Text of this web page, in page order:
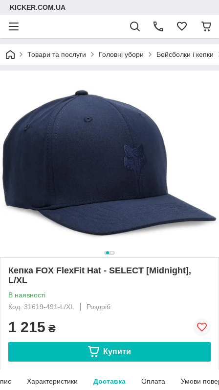
KICKER.COM.UA
Товари та послуги Головні убори Бейсболки і кепки
Кепка FOX FlexFit Hat - SELECT [Midnight],
L/XL
В наявності
Код: 31619-491-L/XL
Роздріб
1 215 ₴
Купити
Характеристики Доставка Оплата Умови